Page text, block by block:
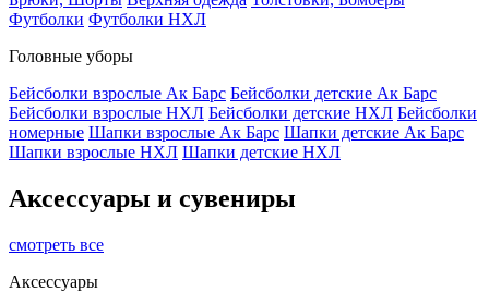
Футболки Футболки НХЛ
Головные уборы
Бейсболки взрослые Ак Барс Бейсболки детские Ак Барс
Бейсболки взрослые НХЛ Бейсболки детские НХЛ Бейсболки
номерные Шапки взрослые Ак Барс Шапки детские Ак Барс
Шапки взрослые НХЛ Шапки детские НХЛ
Аксессуары и сувениры
смотреть все
Аксессуары